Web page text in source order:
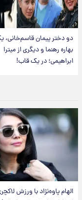
دو دختر پیمان قاسم‌خانی،
بهاره رهنما و دیگری از میترا
ابراهیمی؛ در یک قاب!
الهام پاوه‌نژاد با ورزش